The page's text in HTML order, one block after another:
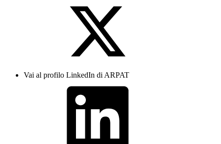
Vai al profilo LinkedIn di ARPAT